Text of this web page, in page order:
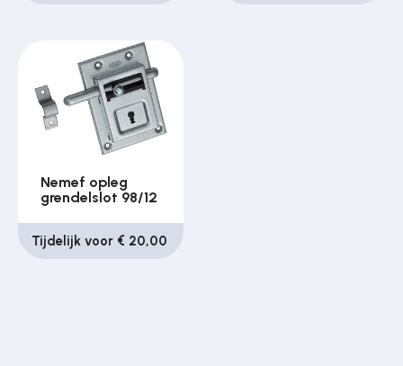
Nemef opleg
grendelslot 98/12
Tijdelijk voor € 20,00